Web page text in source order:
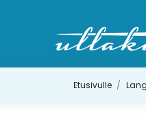
Etusivulle